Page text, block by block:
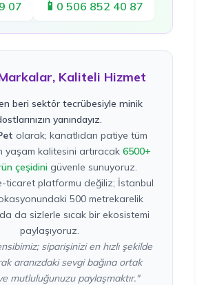
07 📱 0 506 852 40 87
Kaliteli Hizmet
beri sektör tecrübesiyle minik
yanındayız.
olarak; kanatlıdan patiye tüm
yaşam kalitesini artıracak6500+
çeşidinigüvenle sunuyoruz.
ticaret platformu değiliz; İstanbul
500 metrekarelik
da sizlerle sıcak bir ekosistemi
paylaşıyoruz.
siparişinizi en hızlı şekilde
aranızdaki sevgi bağına ortak
mutluluğunuzu paylaşmaktır."